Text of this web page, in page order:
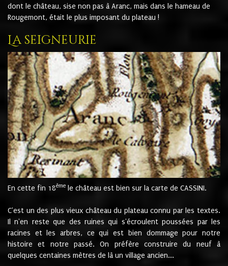
dont le château, sise non pas à Aranc, mais dans le hameau de
Rougemont, était le plus imposant du plateau !
La seigneurie
En cette fin 18ème le château est bien sur la carte de CASSINI.
C'est un des plus vieux château du plateau connu par les textes.
Il n'en reste que des ruines qui s'écroulent poussées par les
racines et les arbres, ce qui est bien dommage pour notre
histoire et notre passé. On préfère construire du neuf à
quelques centaines mètres de là un village ancien...